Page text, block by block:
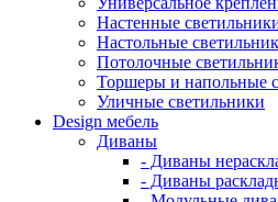
Настенные
Настольные
Потолочные
Торшеры и напольные
Уличные светильники
Design мебель
Диваны
- Диваны
- Диваны